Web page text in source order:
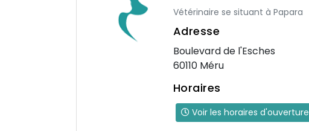
Vétérinaire se situant à Papara
Adresse
Boulevard de l'Esches
60110 Méru
Horaires
Voir les horaires d'ouverture